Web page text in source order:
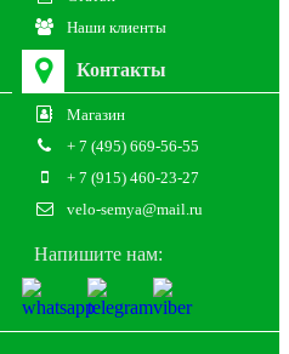
Наши клиенты
Контакты
Магазин
+ 7 (495) 669-56-55
+ 7 (915) 460-23-27
velo-semya@mail.ru
Напишите нам: